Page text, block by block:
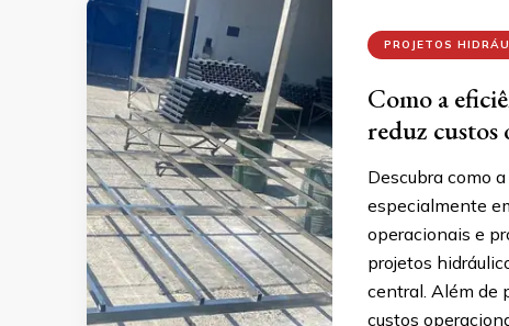
PROJETOS
Como a
reduz custos
Descubra como
especialmente
operacionais e
projetos
central. Além de
custos